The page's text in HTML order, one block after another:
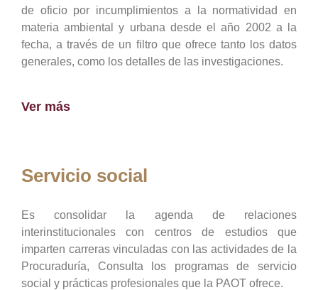
de oficio por incumplimientos a la normatividad en
materia ambiental y urbana desde el año 2002 a la
fecha, a través de un filtro que ofrece tanto los datos
generales, como los detalles de las investigaciones.
Ver más
Servicio social
Es consolidar la agenda de relaciones
interinstitucionales con centros de estudios que
imparten carreras vinculadas con las actividades de la
Procuraduría, Consulta los programas de servicio
social y prácticas profesionales que la PAOT ofrece.